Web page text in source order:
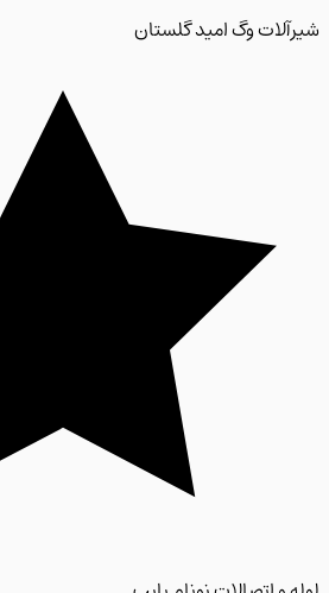
وگ امید گلستان